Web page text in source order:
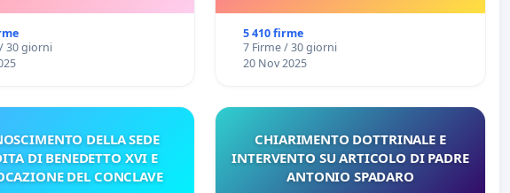
30 giorni
5 410 firme
7 Firme / 30 giorni
20 Nov 2025
DELLA SEDE
DI BENEDETTO XVI E
DEL CONCLAVE
CHIARIMENTO DOTTRINALE E
INTERVENTO SU ARTICOLO DI PADRE
ANTONIO SPADARO